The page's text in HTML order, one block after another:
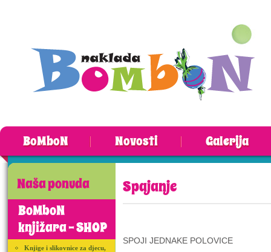
BoMboN Novosti Galerija
Naša ponuda
BoMboN
knjižara - SHOP
Knjige i slikovnice za djecu,
Spajanje
SPOJI JEDNAKE POLOVICE